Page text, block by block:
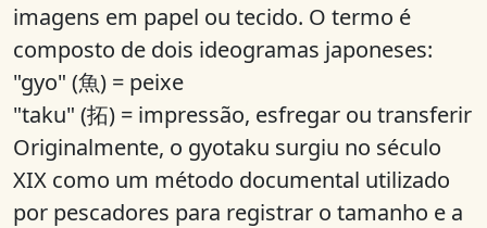
imagens em papel ou tecido. O termo é
composto de dois ideogramas japoneses:
"gyo" (魚) = peixe
"taku" (拓) = impressão, esfregar ou transferir
Originalmente, o gyotaku surgiu no século
XIX como um método documental utilizado
por pescadores para registrar o tamanho e a